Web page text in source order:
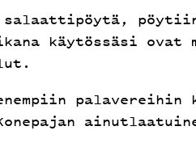
salaattipöytä,
käytössäsi
palavereihin